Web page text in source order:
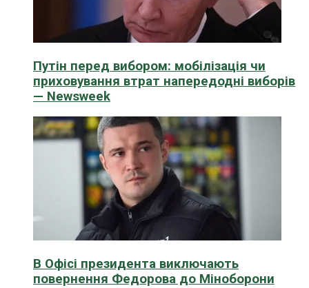
Путін перед вибором: мобілізація чи
приховування втрат напередодні виборів
— Newsweek
В Офісі президента виключають
повернення Федорова до Міноборони